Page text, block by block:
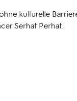
kulturelle
Serhat Perhat.